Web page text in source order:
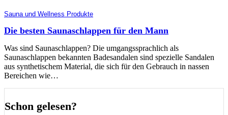
Sauna und Wellness Produkte
Die besten Saunaschlappen für den Mann
Was sind Saunaschlappen? Die umgangssprachlich als
Saunaschlappen bekannten Badesandalen sind spezielle Sandalen
aus synthetischem Material, die sich für den Gebrauch in nassen
Bereichen wie…
Schon gelesen?